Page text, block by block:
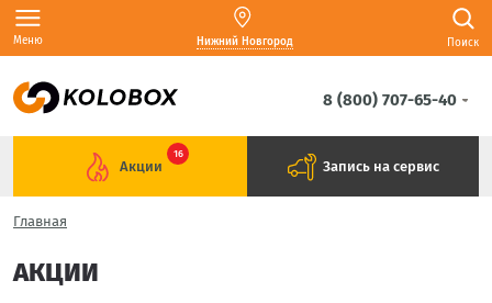
Меню Нижний Новгород Поиск
8 (800) 707-65-40
Акции
16
Запись на сервис
Главная
АКЦИИ